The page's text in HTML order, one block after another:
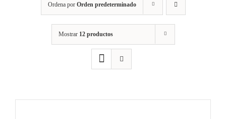
Ordena por Orden predeterminado
Mostrar 12 productos